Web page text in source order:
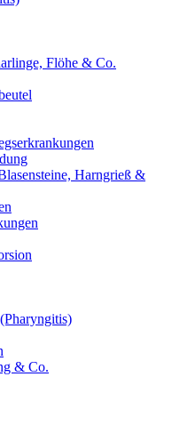
Flöhe & Co.
Harngrieß &
& Co.